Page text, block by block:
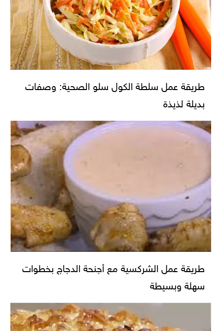
طريقة عمل سلطة الكول سلو الصحية: وصفات
بديلة لذيذة
طريقة عمل الشركسية مع أجنحة الدجاج بخطوات
سهلة وبسيطة